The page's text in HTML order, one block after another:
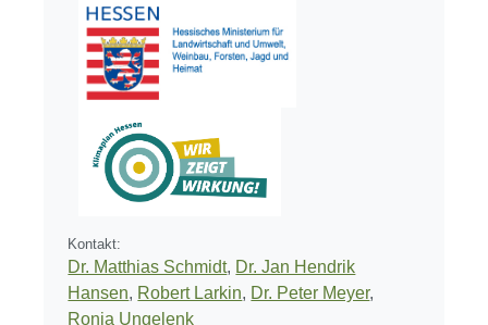
Kontakt:
Dr. Matthias Schmidt, Dr. Jan Hendrik
Hansen, Robert Larkin, Dr. Peter Meyer,
Ronja Ungelenk